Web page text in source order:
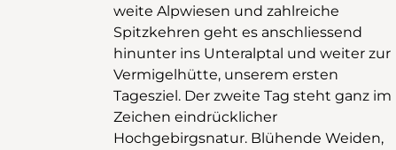
weite Alpwiesen und zahlreiche
Spitzkehren geht es anschliessend
hinunter ins Unteralptal und weiter zur
Vermigelhütte, unserem ersten
Tagesziel. Der zweite Tag steht ganz im
Zeichen eindrücklicher
Hochgebirgsnatur. Blühende Weiden,